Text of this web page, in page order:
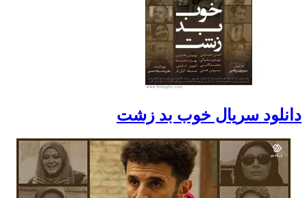
دانلود سریال خوب بد زشت